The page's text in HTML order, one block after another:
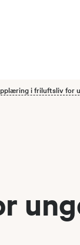
i friluftsliv for